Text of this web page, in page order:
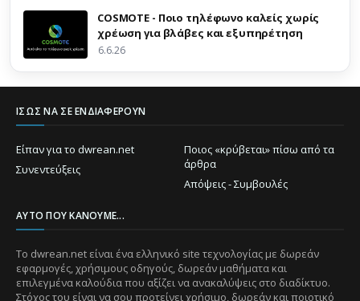
COSMOTE - Ποιο τηλέφωνο καλείς χωρίς
χρέωση για βλάβες και εξυπηρέτηση
6.6.26
ΊΣΩΣ ΝΑ ΣΕ ΕΝΔΙΑΦΈΡΟΥΝ
Είπαν για το dwrean.net
Ποιος «κρύβεται» πίσω από τα
άρθρα
Συνεντεύξεις
Απόψεις - Συμβουλές
ΑΥΤΌ ΠΟΥ ΚΆΝΟΥΜΕ...
Το dwrean.net είναι ένα ελληνικό site τεχνολογίας με δωρεάν
εφαρμογές, χρήσιμους οδηγούς, δωρεάν μαθήματα και
επιλεγμένα καλούδια που αξίζει να ανακαλύψεις στο διαδίκτυο.
Στόχος του είναι να σου προτείνει χρήσιμο, δωρεάν και ποιοτικό